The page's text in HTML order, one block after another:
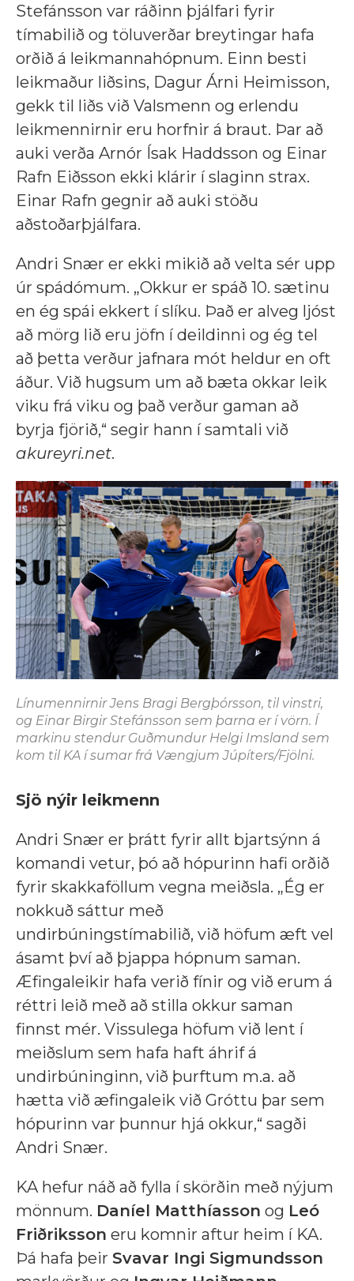
Stefánsson var ráðinn þjálfari fyrir
tímabilið og töluverðar breytingar hafa
orðið á leikmannahópnum. Einn besti
leikmaður liðsins, Dagur Árni Heimisson,
gekk til liðs við Valsmenn og erlendu
leikmennirnir eru horfnir á braut. Þar að
auki verða Arnór Ísak Haddsson og Einar
Rafn Eiðsson ekki klárir í slaginn strax.
Einar Rafn gegnir að auki stöðu
aðstoðarþjálfara.
Andri Snær er ekki mikið að velta sér upp
úr spádómum. „Okkur er spáð 10. sætinu
en ég spái ekkert í slíku. Það er alveg ljóst
að mörg lið eru jöfn í deildinni og ég tel
að þetta verður jafnara mót heldur en oft
áður. Við hugsum um að bæta okkar leik
viku frá viku og það verður gaman að
byrja fjörið,“ segir hann í samtali við
akureyri.net.
Línumennirnir Jens Bragi Bergþórsson, til vinstri,
og Einar Birgir Stefánsson sem þarna er í vörn. Í
markinu stendur Guðmundur Helgi Imsland sem
kom til KA í sumar frá Vængjum Júpíters/Fjölni.
Sjö nýir leikmenn
Andri Snær er þrátt fyrir allt bjartsýnn á
komandi vetur, þó að hópurinn hafi orðið
fyrir skakkaföllum vegna meiðsla. „Ég er
nokkuð sáttur með
undirbúningstímabilið, við höfum æft vel
ásamt því að þjappa hópnum saman.
Æfingaleikir hafa verið fínir og við erum á
réttri leið með að stilla okkur saman
finnst mér. Vissulega höfum við lent í
meiðslum sem hafa haft áhrif á
undirbúninginn, við þurftum m.a. að
hætta við æfingaleik við Gróttu þar sem
hópurinn var þunnur hjá okkur,“ sagði
Andri Snær.
KA hefur náð að fylla í skörðin með nýjum
mönnum. Daníel Matthíasson og Leó
Friðriksson eru komnir aftur heim í KA.
Þá hafa þeir Svavar Ingi Sigmundsson